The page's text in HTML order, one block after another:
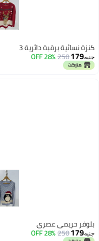
كنزة نسائية برقبة دائرية 3
جنيه179
250
28% OFF
بلوفر حريمى عصري
جنيه179
250
28% OFF